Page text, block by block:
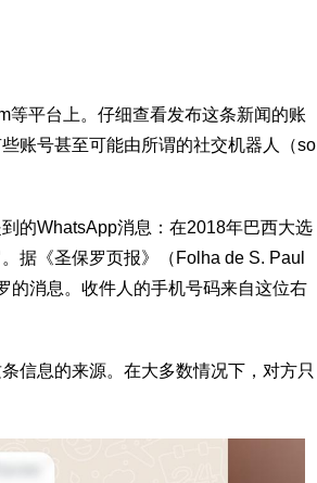
等平台上。仔细查看发布这条新闻的账
账号甚至可能由所谓的社交机器人（so
的WhatsApp消息：在2018年巴西大选
据《圣保罗页报》（Folha de S. Paul
的消息。收件人的手机号码来自这位右
信息的来源。在大多数情况下，对方只